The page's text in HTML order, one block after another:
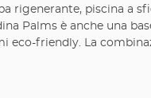
rigenerante, piscina
Palms è anche una
eco-friendly. La